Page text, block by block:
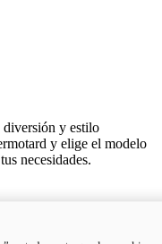
y estilo
y elige el modelo
necesidades.